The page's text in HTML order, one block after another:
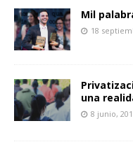
Mil
18
una
8 junio,